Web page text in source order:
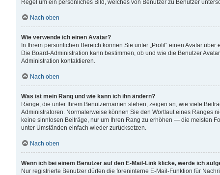
Regel um ein persönliches Bild, welches von Benutzer zu Benutzer
Nach oben
Wie verwende ich einen Avatar?
In Ihrem persönlichen Bereich können Sie unter „Profil“ einen Avatar
Die Board-Administration kann bestimmen, ob und wie die Benutzer
Administration kontaktieren.
Nach oben
Was ist mein Rang und wie kann ich ihn ändern?
Ränge, die unter Ihrem Benutzernamen stehen, zeigen an, wie viele
Administratoren. Normalerweise können Sie den Wortlaut eines Ranges
keine sinnlosen Beiträge, nur um Ihren Rang zu erhöhen — die meisten
unter Umständen einfach wieder zurücksetzen.
Nach oben
Wenn ich bei einem Benutzer auf den E-Mail-Link klicke, werde ich
Nur registrierte Benutzer dürfen die foreninterne E-Mail-Funktion für